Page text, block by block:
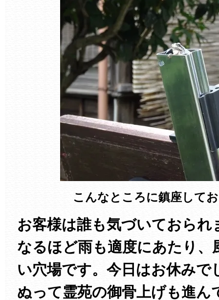
こんなところに鎮座して
お客様は誰も気づいておられ
なるほど雨も適度にあたり、
い穴場です。今日はお休みで
ぬって霊苑の御骨上げも進ん